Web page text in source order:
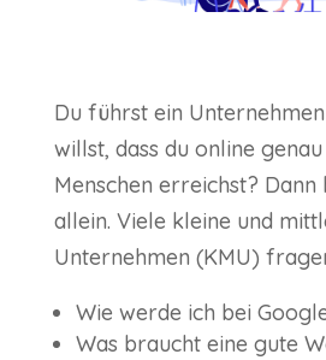
Du führst ein
willst, dass du online
Menschen erreichst? Dann
allein. Viele kleine und
Unternehmen (KMU)
Wie werde ich bei
Was braucht eine gute